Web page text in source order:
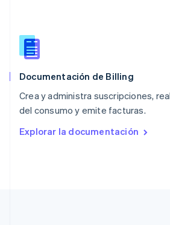
Documentación de Billing
Crea y administra suscripciones,
del consumo y emite facturas.
Explorar la documentación
Português
RAE de Hong Kong, China
Reino Unido
República Checa
English
English